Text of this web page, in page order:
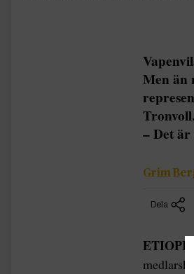
Men än
Tronvoll.
– Det
Grim
Dela